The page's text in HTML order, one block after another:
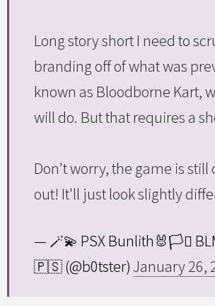
Long story short I need to
branding off of what was
known as Bloodborne Kart,
will do. But that requires a
Don't worry, the game is still
out! It'll just look slightly
— 🪄💫 PSX Bunlith🐰🏳️‍⚧️
🇵🇸 (@b0tster) January 26,